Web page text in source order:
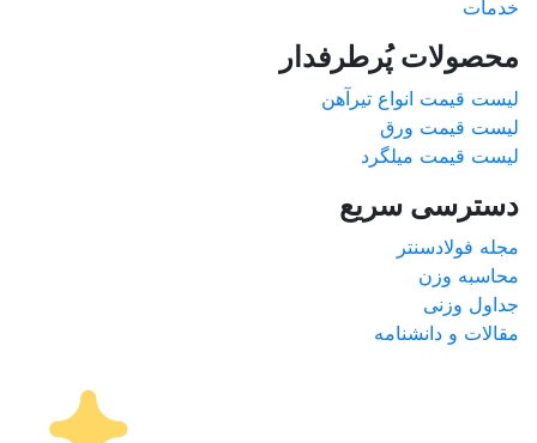
خدمات
محصولات پُرطرفدار
لیست قیمت انواع تیرآهن
لیست قیمت ورق
لیست قیمت میلگرد
دسترسی سریع
مجله فولادسنتر
محاسبه وزن
جداول وزنی
مقالات و دانشنامه